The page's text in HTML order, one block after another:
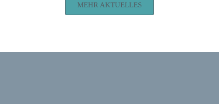
MEHR AKTUELLES